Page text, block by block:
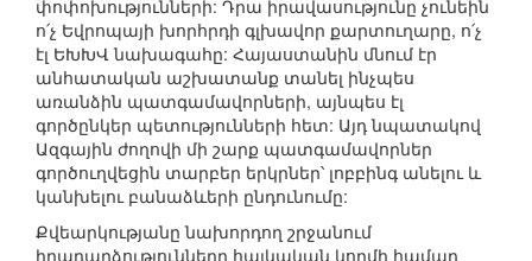
փոփոխությունների: Դրա իրավասությունը չունեին
ո՛չ Եվրոպայի խորհրդի գլխավոր քարտուղարը, ո՛չ
էլ ԵԽԽՎ նախագահը: Հայաստանին մնում էր
անհատական աշխատանք տանել ինչպես
առանձին պատգամավորների, այնպես էլ
գործընկեր պետությունների հետ: Այդ նպատակով
Ազգային ժողովի մի շարք պատգամավորներ
գործուղվեցին տարբեր երկրներ՝ լոբբինգ անելու և
կանխելու բանաձևերի ընդունումը:
Քվեարկությանը նախորդող շրջանում
իրադարձությունները հայկական կողմի համար